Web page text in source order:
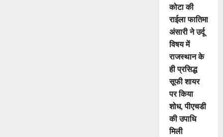
कोटा की
राईला फातिमा
अंसारी ने उर्दू
विषय में
राजस्थान के
ही प्रसिद्ध
सूफी शायर
पर किया
शोध, पीएचडी
की उपाधि
मिली